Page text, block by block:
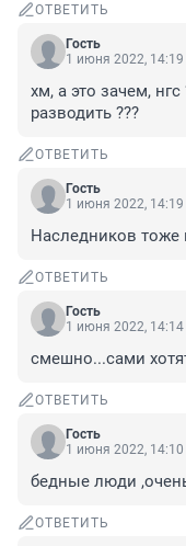
ОТВЕТИТЬ
Гость
1 июня 2022, 14:19
хм, а это зачем,
разводить ???
ОТВЕТИТЬ
Гость
1 июня 2022, 14:19
Наследников тоже
ОТВЕТИТЬ
Гость
1 июня 2022, 14:14
смешно...сами
ОТВЕТИТЬ
Гость
1 июня 2022, 14:10
бедные люди
ОТВЕТИТЬ